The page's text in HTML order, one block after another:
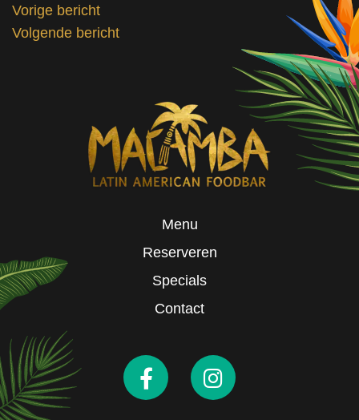
BERICHT
NAVIGATIE
Vorige bericht
Volgende bericht
Menu
Reserveren
Specials
Contact